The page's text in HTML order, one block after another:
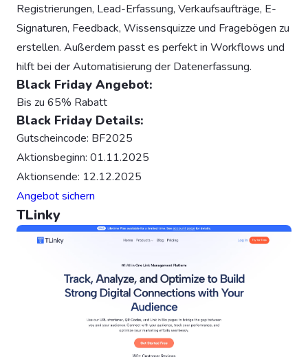
Registrierungen, Lead-Erfassung, Verkaufsaufträge, E-
Signaturen, Feedback, Wissensquizze und Fragebögen zu
erstellen. Außerdem passt es perfekt in Workflows und
hilft bei der Automatisierung der Datenerfassung.
Black Friday Angebot:
Bis zu 65% Rabatt
Black Friday Details:
Gutscheincode: BF2025
Aktionsbeginn: 01.11.2025
Aktionsende: 12.12.2025
Angebot sichern
TLinky